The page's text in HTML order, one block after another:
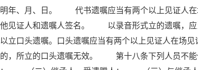
年、月、日。 代书遗嘱应当有两个以上见证人在
他见证人和遗嘱人签名。 以录音形式立的遗嘱，
立口头遗嘱。口头遗嘱应当有两个以上见证人在场
的，所立的口头遗嘱无效。 第十八条下列人员不